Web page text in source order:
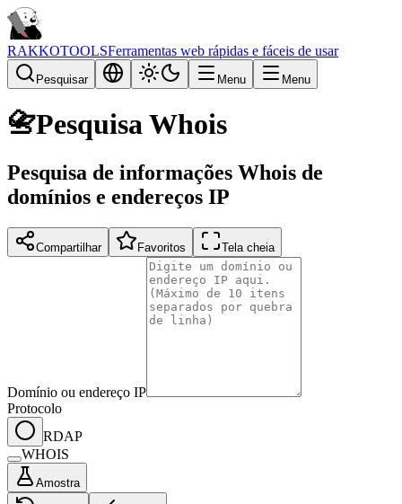
RAKKOTOOLSFerramentas web rápidas e fáceis de usar
Pesquisar Menu Menu
📇Pesquisa Whois
Pesquisa de informações Whois de
domínios e endereços IP
Compartilhar Favoritos Tela cheia
Domínio ou endereço IP
Protocolo
RDAP
WHOIS
Amostra